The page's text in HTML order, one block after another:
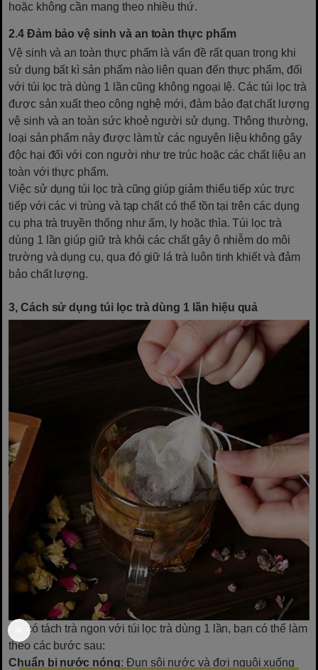
hoặc không cần mang theo nhiều thứ.
2.4 Đảm bảo vệ sinh và an toàn thực phẩm
Vệ sinh và an toàn thực phẩm là vấn đề rất quan trọng khi
sử dụng bất kì sản phẩm nào liên quan đến thực phẩm, đối
với túi lọc trà dùng 1 lần cũng không ngoại lệ. Các túi lọc trà
được sản xuất theo công nghệ mới, đảm bảo đạt chất lượng
vệ sinh và an toàn sức khoẻ người sử dụng. Thông thường,
loại sản phẩm này được làm từ các nguyên liệu không gây
độc hại đối với con người như tre trúc hoặc các chất liệu an
toàn với thực phẩm.
Việc sử dụng túi lọc trà cũng giúp giảm thiểu tiếp xúc trực
tiếp với các vi trùng và tạp chất có thể tồn tại trên các dụng
cụ pha trà truyền thống như ấm, ly hoặc thìa. Túi lọc trà
dùng 1 lần giúp giữ trà khỏi các chất gây ô nhiễm do môi
trường và dụng cụ, qua đó giữ lá trà luôn tinh khiết và đảm
bảo chất lượng.
3, Cách sử dụng túi lọc trà dùng 1 lần hiệu quả
Để có tách trà ngon với túi lọc trà dùng 1 lần, bạn có thể làm
theo các bước sau:
Chuẩn bị nước nóng: Đun sôi nước và đợi nguội xuống